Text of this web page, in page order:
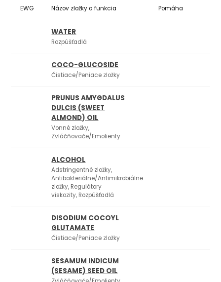
EWG Názov zložky a funkcia Pomáha
WATER
Rozpúšťadlá
COCO-GLUCOSIDE
Čistiace/Peniace zložky
PRUNUS AMYGDALUS
DULCIS (SWEET
ALMOND) OIL
Vonné zložky,
Zvláčňovače/Emolienty
ALCOHOL
Adstringentné zložky,
Antibakteriálne/Antimikrobiálne
zložky, Regulátory
viskozity, Rozpúšťadlá
DISODIUM COCOYL
GLUTAMATE
Čistiace/Peniace zložky
SESAMUM INDICUM
(SESAME) SEED OIL